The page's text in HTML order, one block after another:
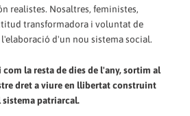
realistes. Nosaltres, feministes,
transformadora i voluntat de
d'un nou sistema social.
com la resta de dies de l'any, sortim al
dret a viure en llibertat construint
patriarcal.